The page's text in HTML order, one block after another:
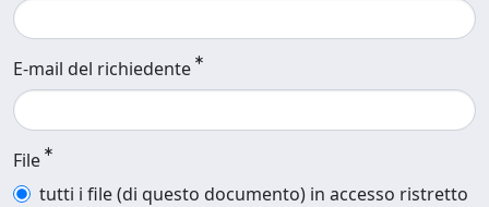
E-mail del richiedente
File
tutti i file (di questo documento) in accesso ristretto